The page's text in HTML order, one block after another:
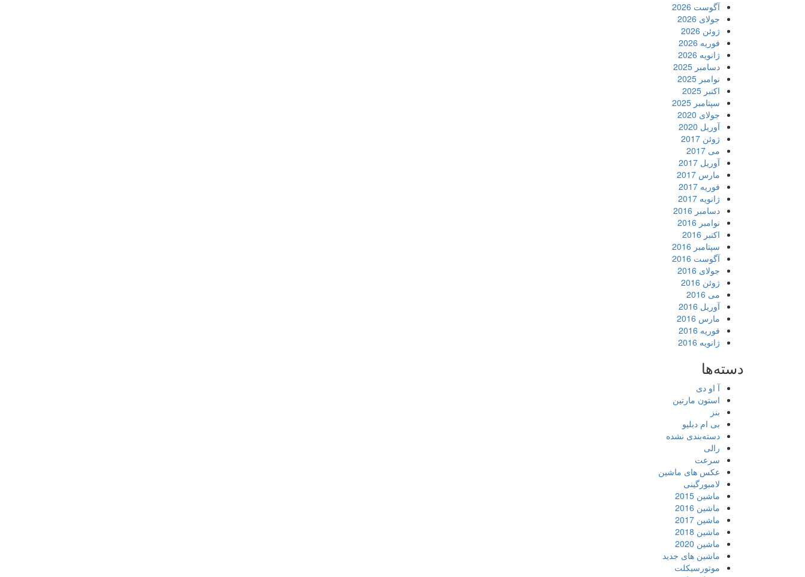
آگوست 2026
جولای 2026
ژوئن 2026
فوریه 2026
ژانویه 2026
دسامبر 2025
نوامبر 2025
اکتبر 2025
سپتامبر 2025
جولای 2020
آوریل 2020
ژوئن 2017
می 2017
آوریل 2017
مارس 2017
فوریه 2017
ژانویه 2017
دسامبر 2016
نوامبر 2016
اکتبر 2016
سپتامبر 2016
آگوست 2016
جولای 2016
ژوئن 2016
می 2016
آوریل 2016
مارس 2016
فوریه 2016
ژانویه 2016
دسته‌ها
آ او دی
استون مارتین
بنز
بی ام دبلیو
دسته‌بندی نشده
رالی
سرعت
عکس های ماشین
لامبورگینی
ماشین 2015
ماشین 2016
ماشین 2017
ماشین 2018
ماشین 2020
ماشین های جدید
موتورسیکلت